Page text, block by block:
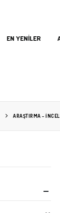
EN YENİLER
ARAŞTIRMA -